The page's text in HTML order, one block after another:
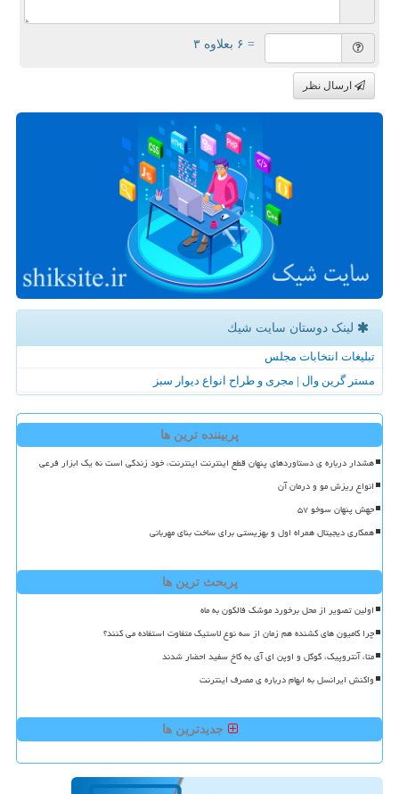
= ۶ بعلاوه ۳
ارسال نظر
لینک دوستان سایت شیك
تبلیغات انتخابات مجلس
مستر گرین وال | مجری و طراح انواع دیوار سبز
پربیننده ترین ها
هشدار درباره ی دستاوردهای پنهان قطع اینترنت اینترنت، خود زندگی است نه یک ابزار فرعی
انواع ریزش مو و درمان آن
جهش پنهان سوخو ۵۷
همکاری دیجیتال همراه اول و بهزیستی برای ساخت بنای مهربانی
پربحث ترین ها
اولین تصویر از محل برخورد موشک فالکون به ماه
چرا کامیون های کشنده هم زمان از سه نوع لاستیک متفاوت استفاده می کنند؟
متا، آنتروپیک، گوگل و اوپن ای آی به کاخ سفید احضار شدند
واکنش ایرانسل به ابهام درباره ی مصرف اینترنت
جدیدترین ها